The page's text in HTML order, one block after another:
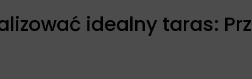
idealny taras: